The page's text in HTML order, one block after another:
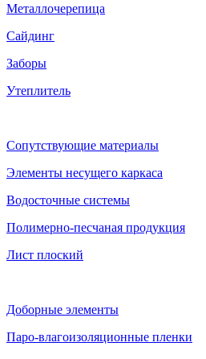
Металлочерепица
Сайдинг
Заборы
Утеплитель
Сопутствующие материалы
Элементы несущего каркаса
Водосточные системы
Полимерно-песчаная продукция
Лист плоский
Доборные элементы
Паро-влагоизоляционные пленки